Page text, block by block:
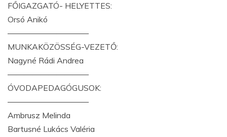
FŐIGAZGATÓ- HELYETTES:
Orsó Anikó
——————————
MUNKAKÖZÖSSÉG-VEZETŐ:
Nagyné Rádi Andrea
——————————
ÓVODAPEDAGÓGUSOK:
——————————
Ambrusz Melinda
Bartusné Lukács Valéria